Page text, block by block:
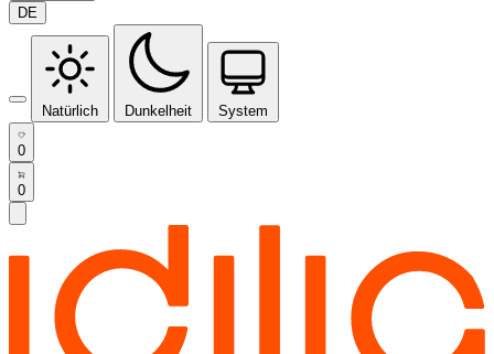
DE
Natürlich Dunkelheit System
0
0